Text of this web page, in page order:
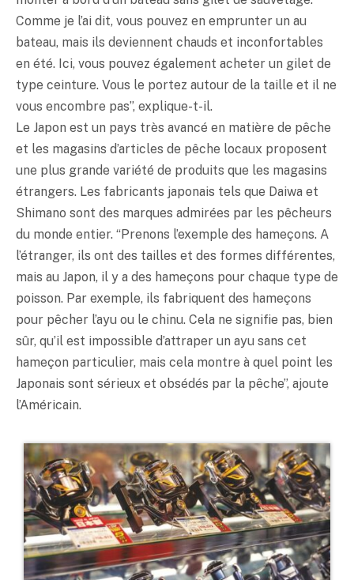
Comme je l’ai dit, vous pouvez en emprunter un au
bateau, mais ils deviennent chauds et inconfortables
en été. Ici, vous pouvez également acheter un gilet de
type ceinture. Vous le portez autour de la taille et il ne
vous encombre pas”, explique-t-il.
Le Japon est un pays très avancé en matière de pêche
et les magasins d’articles de pêche locaux proposent
une plus grande variété de produits que les magasins
étrangers. Les fabricants japonais tels que Daiwa et
Shimano sont des marques admirées par les pêcheurs
du monde entier. “Prenons l’exemple des hameçons. A
l’étranger, ils ont des tailles et des formes différentes,
mais au Japon, il y a des hameçons pour chaque type de
poisson. Par exemple, ils fabriquent des hameçons
pour pêcher l’ayu ou le chinu. Cela ne signifie pas, bien
sûr, qu’il est impossible d’attraper un ayu sans cet
hameçon particulier, mais cela montre à quel point les
Japonais sont sérieux et obsédés par la pêche”, ajoute
l’Américain.